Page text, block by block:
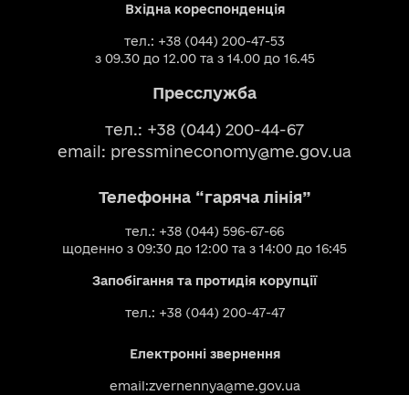
Вхідна кореспонденція
тел.: +38 (044) 200-47-53
з 09.30 до 12.00 та з 14.00 до 16.45
Пресслужба
тел.: +38 (044) 200-44-67
email: pressmineconomy@me.gov.ua
Телефонна “гаряча лінія”
тел.: +38 (044) 596-67-66
щоденно з 09:30 до 12:00 та з 14:00 до 16:45
Запобігання та протидія корупції
тел.: +38 (044) 200-47-47
Електронні звернення
email:zvernennya@me.gov.ua